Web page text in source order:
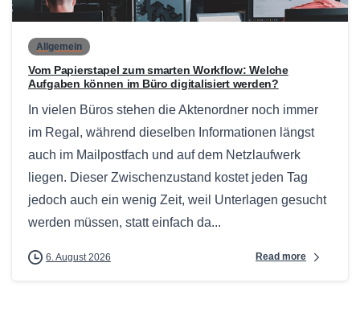
Allgemein
Vom Papierstapel zum smarten Workflow: Welche
Aufgaben können im Büro digitalisiert werden?
In vielen Büros stehen die Aktenordner noch immer
im Regal, während dieselben Informationen längst
auch im Mailpostfach und auf dem Netzlaufwerk
liegen. Dieser Zwischenzustand kostet jeden Tag
jedoch auch ein wenig Zeit, weil Unterlagen gesucht
werden müssen, statt einfach da...
6. August 2026 Read more